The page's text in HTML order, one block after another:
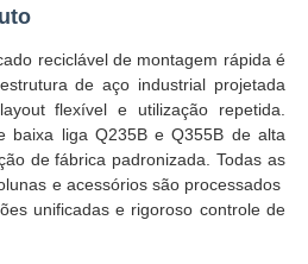
reciclável de montagem rápida é
de aço industrial projetada
flexível e utilização repetida.
baixa liga Q235B e Q355B de alta
de fábrica padronizada. Todas as
e acessórios são processados
unificadas e rigoroso controle de